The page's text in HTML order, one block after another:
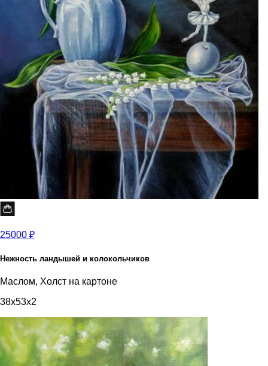
25000 ₽
Нежность ландышей и колокольчиков
Маслом, Холст на картоне
38x53x2